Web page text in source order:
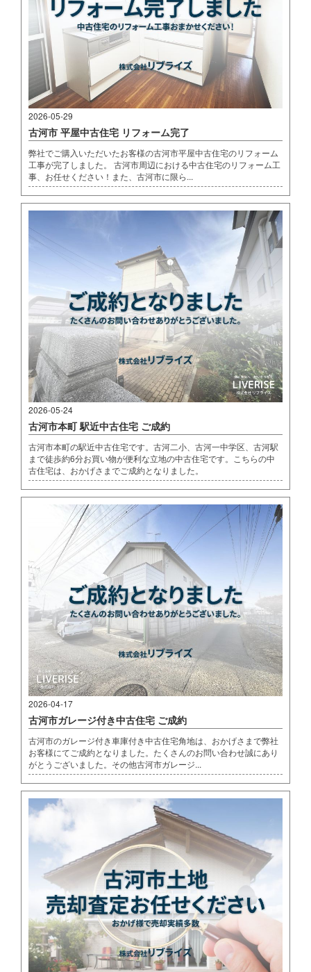
2026-05-29
古河市 平屋中古住宅 リフォーム完了
弊社でご購入いただいたお客様の古河市平屋中古住宅のリフォーム
工事が完了しました。 古河市周辺における中古住宅のリフォーム工
事、お任せください！また、古河市に限ら...
2026-05-24
古河市本町 駅近中古住宅 ご成約
古河市本町の駅近中古住宅です。古河二小、古河一中学区、古河駅
まで徒歩約6分お買い物が便利な立地の中古住宅です。こちらの中
古住宅は、おかげさまでご成約となりました。
2026-04-17
古河市ガレージ付き中古住宅 ご成約
古河市のガレージ付き車庫付き中古住宅角地は、おかげさまで弊社
お客様にてご成約となりました。たくさんのお問い合わせ誠にあり
がとうございました。その他古河市ガレージ...